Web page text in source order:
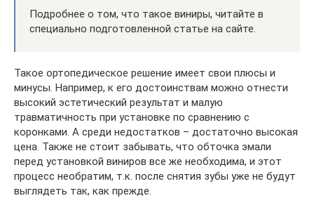
Подробнее о том, что такое виниры, читайте в
специально подготовленной статье на сайте.
Такое ортопедическое решение имеет свои плюсы и
минусы. Например, к его достоинствам можно отнести
высокий эстетический результат и малую
травматичность при установке по сравнению с
коронками. А среди недостатков – достаточно высокая
цена. Также не стоит забывать, что обточка эмали
перед установкой виниров все же необходима, и этот
процесс необратим, т.к. после снятия зубы уже не будут
выглядеть так, как прежде.